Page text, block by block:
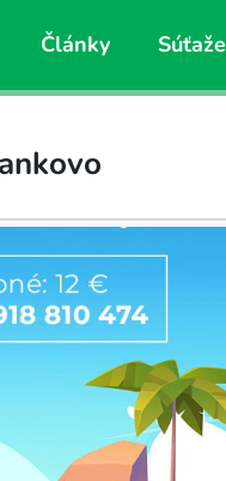
Články Súťaže